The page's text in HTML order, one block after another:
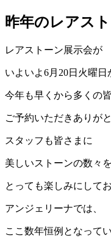
昨年のレアス
レアストーン展示会が
いよいよ6月20日火曜日
今年も早くから多くの
ご予約いただきありが
スタッフも皆さまに
美しいストーンの数々
とっても楽しみにして
アンジェリーナでは、
ここ数年恒例となって